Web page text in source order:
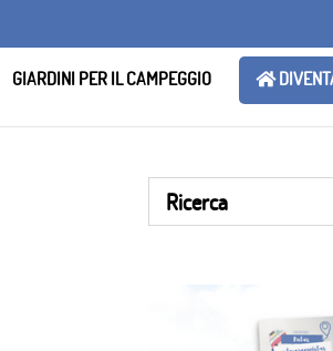
GIARDINI PER IL CAMPEGGIO